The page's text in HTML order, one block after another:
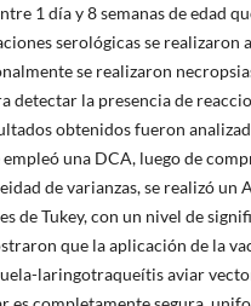
1 día y 8 semanas de edad
serológicas se realizaron
se realizaron
detectar la presencia de
obtenidos fueron
una DCA, luego de
de varianzas, se realizó un
de Tukey, con un nivel de
que la aplicación de la
laringotraqueítis aviar